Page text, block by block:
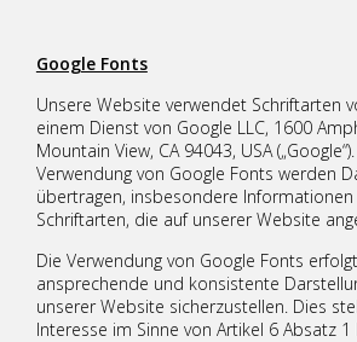
Google Fonts
Unsere Website verwendet Schriftarten
einem Dienst von Google LLC, 1600
Mountain View, CA 94043, USA
Verwendung von Google Fonts werden
übertragen, insbesondere
Schriftarten, die auf unserer Website
Die Verwendung von Google Fonts
ansprechende und konsistente
unserer Website sicherzustellen. Dies
Interesse im Sinne von Artikel 6 Absatz 1